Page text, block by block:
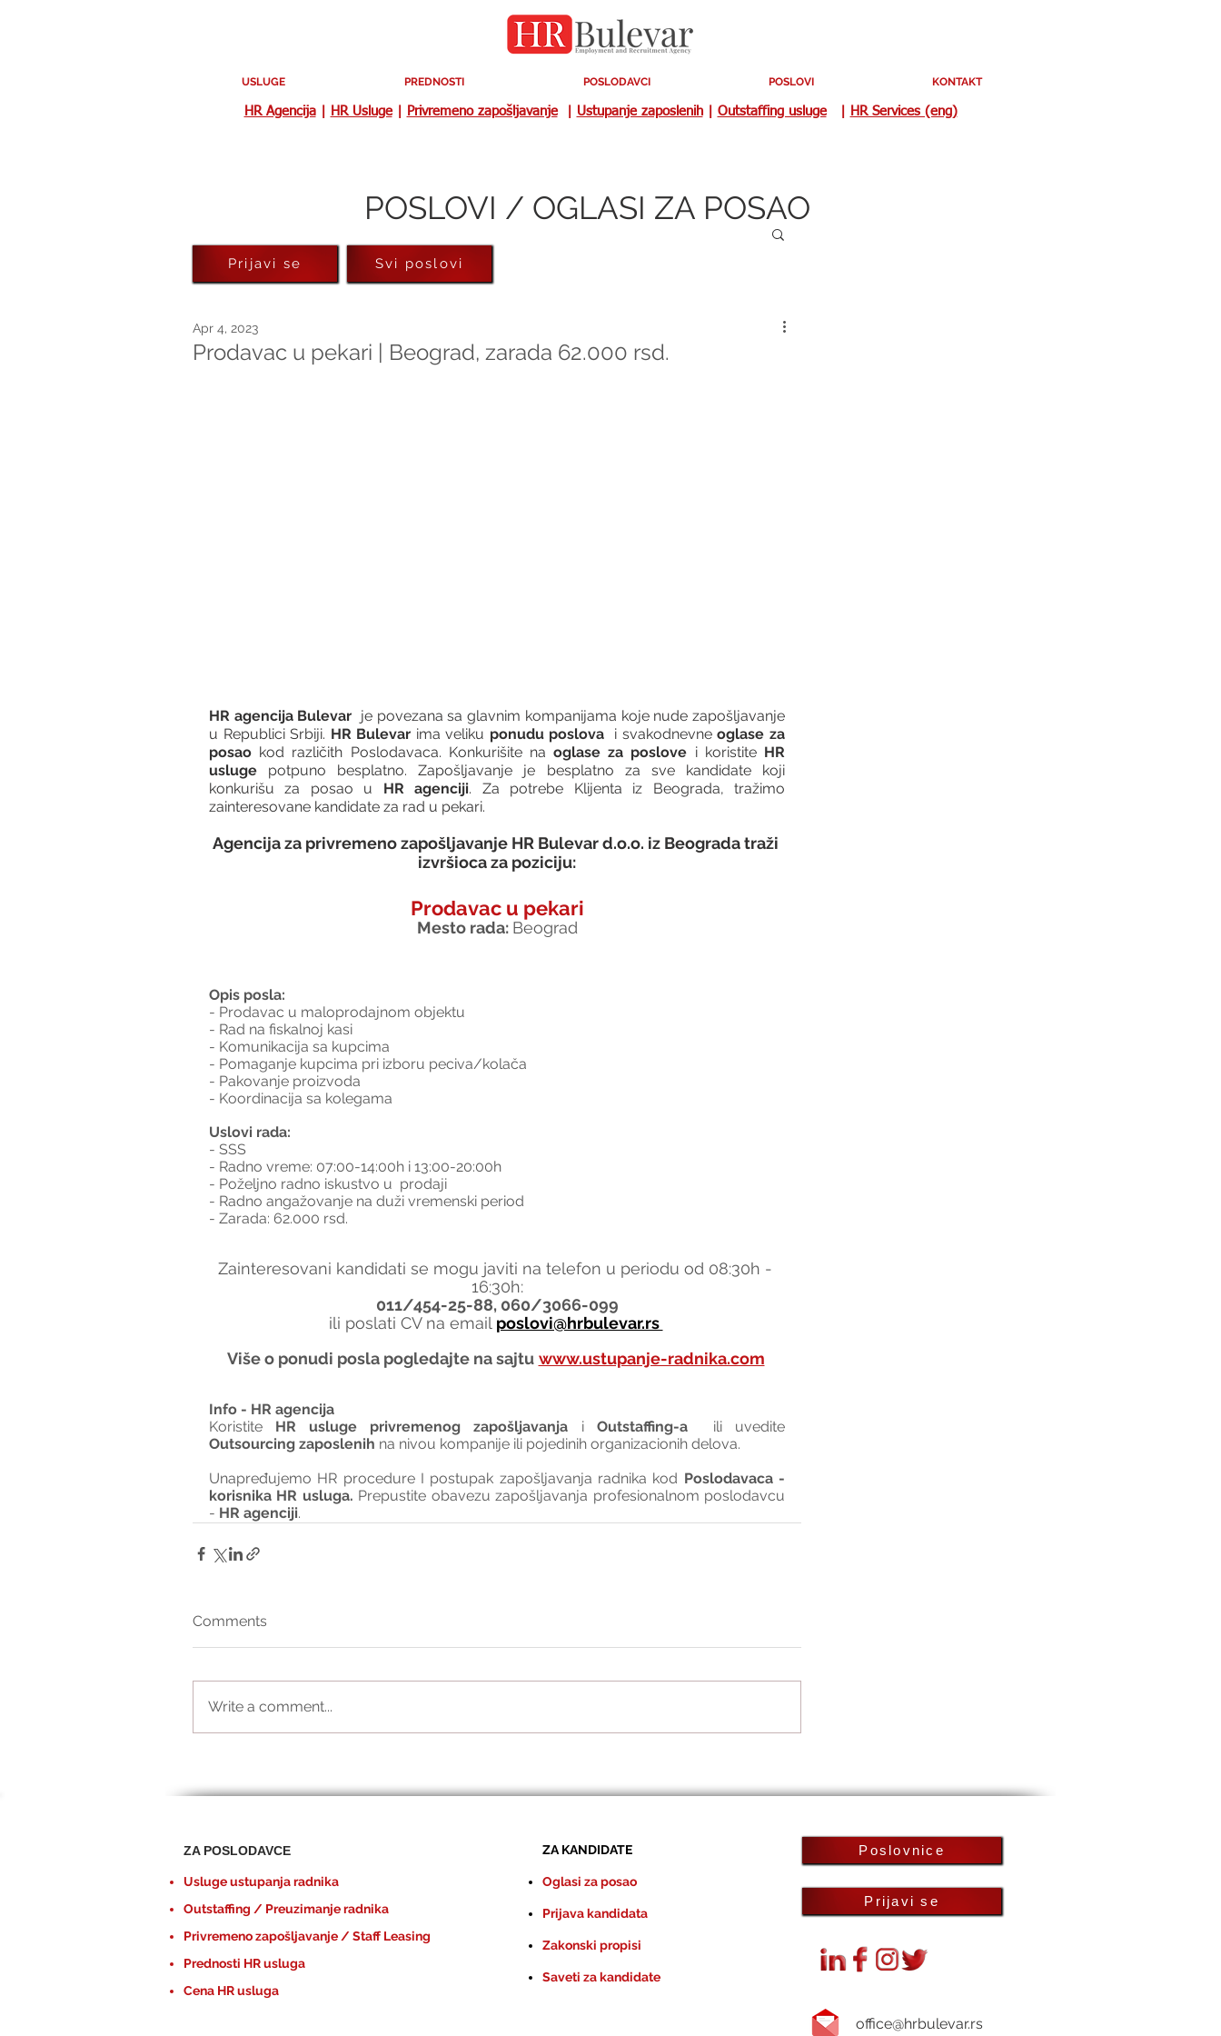
USLUGE PREDNOSTI POSLODAVCI POSLOVI KONTAKT
HR Agencija| HR Usluge| Privremeno zapošljavanje| Ustupanje zaposlenih| Outstaffing usluge| HR Services (eng)
POSLOVI / OGLASI ZA POSAO
Prodavac u pekari | Beograd, zarada 62.000 rsd.
Apr 4, 2023
HR agencija Bulevar
  je povezana sa glavnim kompanijama koje nude zapošljavanje
u Republici Srbiji. HR Bulevar ima veliku ponudu poslova
  i svakodnevne
oglase za
posao kod različith Poslodavaca. Konkurišite na oglase za poslove i koristite HR
usluge potpuno besplatno. Zapošljavanje je besplatno za sve kandidate koji
konkurišu za posao u HR agenciji. Za potrebe Klijenta iz Beograda, tražimo
zainteresovane kandidate za rad u pekari.
Agencija za privremeno zapošljavanje HR Bulevar d.o.o. iz Beograda traži
izvršioca za poziciju:
Prodavac u pekari
Mesto rada: Beograd
Opis posla:
- Prodavac u maloprodajnom objektu
- Rad na fiskalnoj kasi
- Komunikacija sa kupcima
- Pomaganje kupcima pri izboru peciva/kolača
- Pakovanje proizvoda
- Koordinacija sa kolegama
Uslovi rada:
- SSS
- Radno vreme: 07:00-14:00h i 13:00-20:00h
- Poželjno radno iskustvo u  prodaji
- Radno angažovanje na duži vremenski period
- Zarada: 62.000 rsd.
Zainteresovani kandidati se mogu javiti na telefon u periodu od 08:30h -
16:30h:
011/454-25-88, 060/3066-099
ili poslati CV na email poslovi@hrbulevar.rs
Više o ponudi posla pogledajte na sajtu www.ustupanje-radnika.com
Info - HR agencija
Koristite HR usluge privremenog zapošljavanja i Outstaffing-a
Outsourcing zaposlenih na nivou kompanije ili pojedinih organizacionih delova.
Unapređujemo HR procedure I postupak zapošljavanja radnika kod Poslodavaca -
korisnika HR usluga. Prepustite obavezu zapošljavanja profesionalnom poslodavcu
- HR agenciji.
Comments
Write a comment...
Prijavi se Svi poslovi
ZA POSLODAVCE
Usluge ustupanja radnika
Outstaffing / Preuzimanje radnika
Privremeno zapošljavanje / Staff Leasing
Prednosti HR usluga
Cena HR usluga
ZA KANDIDATE
Oglasi za posao
Prijava kandidata
Zakonski propisi
Saveti za kandidate
Poslovnice
Prijavi se
office@hrbulevar.rs